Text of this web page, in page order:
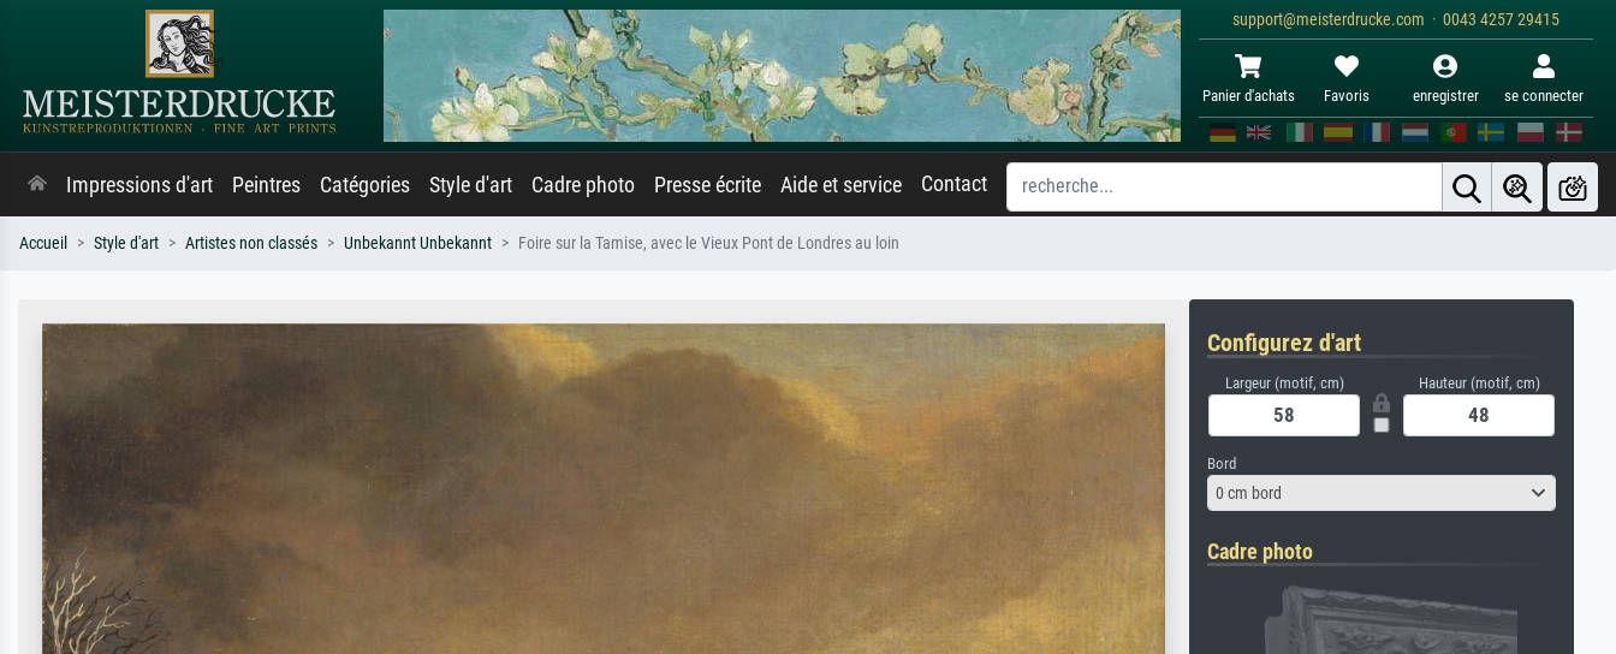
support@meisterdrucke.com · 0043 4257 29415
Panier d'achats Favoris enregistrer se connecter
Impressions d'art Peintres Catégories Style d'art Cadre photo Presse écrite Aide et service Contact
Accueil Style d'art Artistes non classés Unbekannt Unbekannt Foire sur la Tamise, avec le Vieux Pont de Londres au loin
Configurez d'art
Largeur (motif, cm) Hauteur (motif, cm)
Bord
0 cm bord
Cadre photo